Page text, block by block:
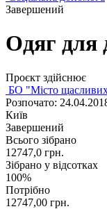
Завершений
Одяг для
Проєкт здійснює
БО "Місто щасливих
Розпочато:
Київ
Завершений
Всього зібрано
12747,0 грн.
Зібрано у відсотках
100%
Потрібно
12747,00 грн.